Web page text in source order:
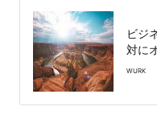
ビジ
対に
WURK